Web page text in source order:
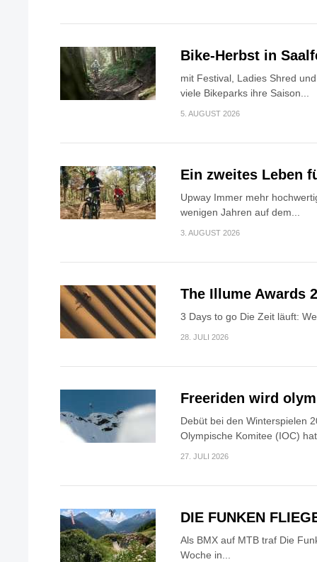
Bike-Herbst in
mit Festival, Ladies Shred
viele Bikeparks ihre Saison...
5. AUGUST 2026
Ein zweites Leben
Upway Immer mehr
wenigen Jahren auf dem...
3. AUGUST 2026
The Illume Awards
3 Days to go Die Zeit läuft:
28. JULI 2026
Freeriden wird
Debüt bei den Winterspielen
Olympische Komitee (IOC)
27. JULI 2026
DIE FUNKEN
Als BMX auf MTB traf Die
Woche in...